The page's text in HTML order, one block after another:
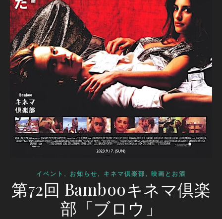
イベント , お知らせ, キネマ倶楽部, 映画とお酒
第72回 Bambooキネマ倶楽
部「ブロウ」